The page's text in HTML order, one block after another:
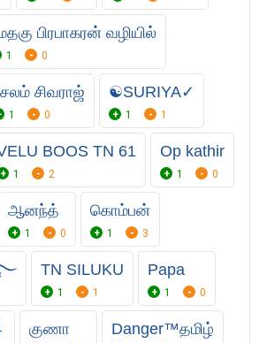
பிரபாகரன் வழியில்
1 0
சிவராஜ்
1 0
☯ㅤSURIYA✓
1 1
BOOS TN 61
1 2
Op kathir
1 0
ஆனந்த்
1 0
கொம்பன்
1 3
TN SILUKU
1 1
Papa
1 0
குணா Danger™தமிழ்